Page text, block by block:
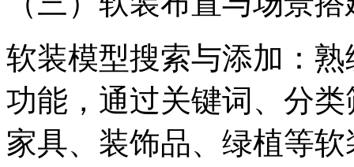
软装模型搜索与添加：
功能，通过关键词、分
家具、装饰品、绿植等